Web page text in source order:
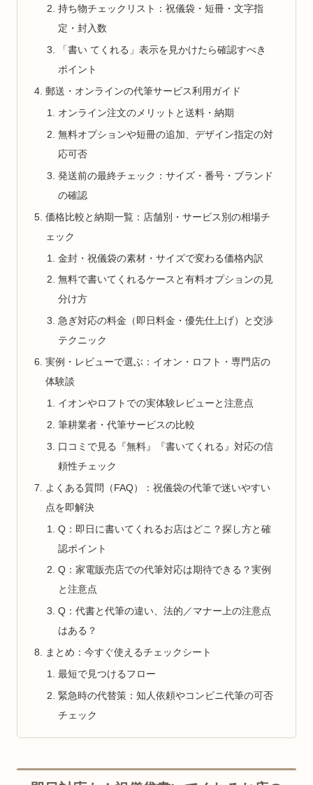
持ち物チェックリスト：祝儀袋・短冊・文字指
定・封入数
「書い てくれる」表示を見かけたら確認すべき
ポイント
郵送・オンラインの代筆サービス利用ガイド
オンライン注文のメリットと送料・納期
無料オプションや短冊の追加、デザイン指定の対
応可否
発送前の最終チェック：サイズ・番号・ブランド
の確認
価格比較と納期一覧：店舗別・サービス別の相場チ
ェック
金封・祝儀袋の素材・サイズで変わる価格内訳
無料で書いてくれるケースと有料オプションの見
分け方
急ぎ対応の料金（即日料金・優先仕上げ）と交渉
テクニック
実例・レビューで選ぶ：イオン・ロフト・専門店の
体験談
イオンやロフトでの実体験レビューと注意点
筆耕業者・代筆サービスの比較
口コミで見る『無料』『書いてくれる』対応の信
頼性チェック
よくある質問（FAQ）：祝儀袋の代筆で迷いやすい
点を即解決
Q：即日に書いてくれるお店はどこ？探し方と確
認ポイント
Q：家電販売店での代筆対応は期待できる？実例
と注意点
Q：代書と代筆の違い、法的／マナー上の注意点
はある？
まとめ：今すぐ使えるチェックシート
最短で見つけるフロー
緊急時の代替策：知人依頼やコンビニ代筆の可否
チェック